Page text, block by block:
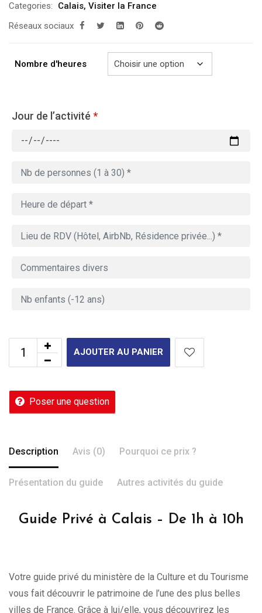
prix :
279.00€
729.00€
Categories: Calais, Visiter la France
Réseaux sociaux
Nombre d'heures
Jour de l’activité *
AJOUTER AU PANIER
Poser une question
Description Avis (0) Pourquoi ce prix ?
Présentation du guide Autres activités du guide
Guide Privé à Calais – De 1h à 10h
Votre guide privé du ministère de la Culture et du Tourisme
vous fait découvrir le patrimoine de l’une des plus belles
villes de France. Grâce à lui/elle, vous découvrirez les